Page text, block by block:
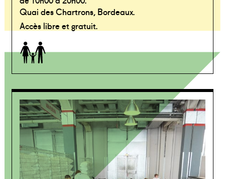
Quai des Chartrons, Bordeaux.
Accès libre et gratuit.